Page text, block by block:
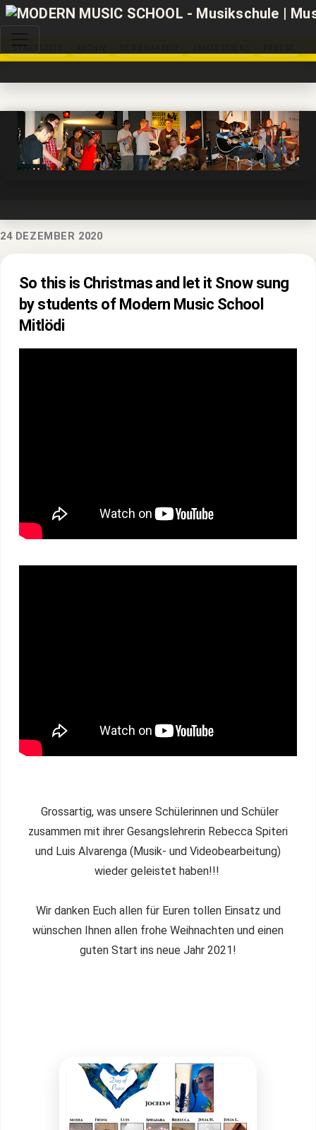
STARTSEITE
24 DEZEMBER 2020
So this is Christmas and let it Snow sung
by students of Modern Music School
Mitlödi
Grossartig, was unsere Schülerinnen und Schüler
zusammen mit ihrer Gesangslehrerin Rebecca Spiteri
und Luis Alvarenga (Musik- und Videobearbeitung)
wieder geleistet haben!!!
Wir danken Euch allen für Euren tollen Einsatz und
wünschen Ihnen allen frohe Weihnachten und einen
guten Start ins neue Jahr 2021!